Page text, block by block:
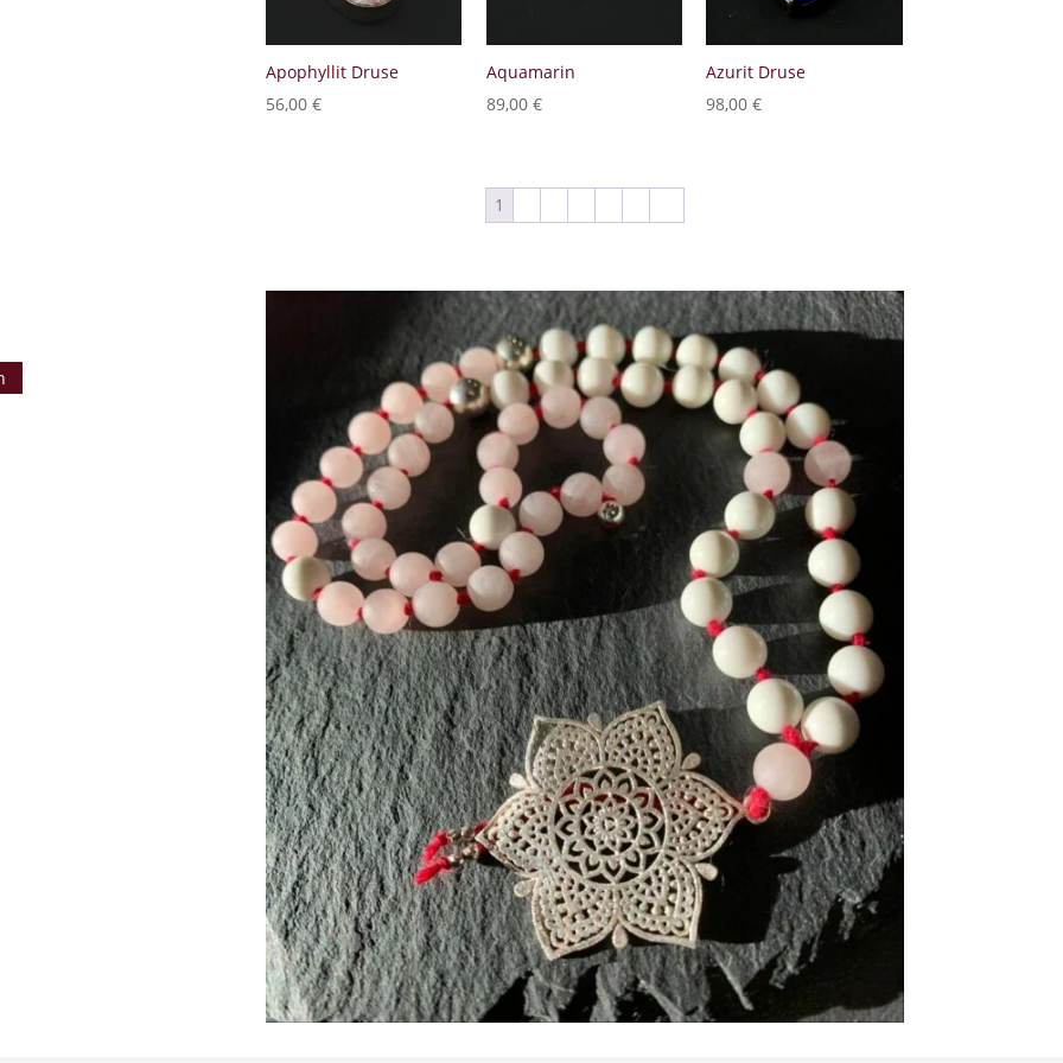
Apophyllit Druse
56,00 €
Aquamarin
89,00 €
Azurit Druse
98,00€
1